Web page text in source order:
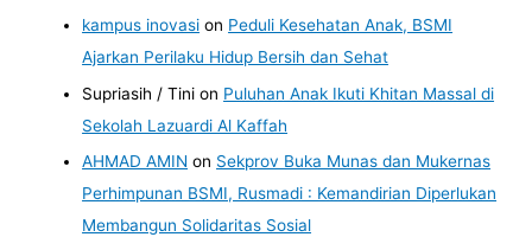
kampus inovasi on Peduli Kesehatan Anak, BSMI
Ajarkan Perilaku Hidup Bersih dan Sehat
Supriasih / Tini on Puluhan Anak Ikuti Khitan Massal di
Sekolah Lazuardi Al Kaffah
AHMAD AMIN on Sekprov Buka Munas dan Mukernas
Perhimpunan BSMI, Rusmadi : Kemandirian Diperlukan
Membangun Solidaritas Sosial